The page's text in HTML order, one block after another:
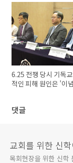
6.25 전쟁 당시 기독
적인 피해 원인은 '이
댓글
교회를 위한 신
목회현장을 위한 신학